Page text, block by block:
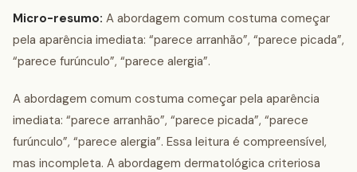
Micro-resumo: A abordagem comum costuma começar
pela aparência imediata: “parece arranhão”, “parece picada”,
“parece furúnculo”, “parece alergia”.
A abordagem comum costuma começar pela aparência
imediata: “parece arranhão”, “parece picada”, “parece
furúnculo”, “parece alergia”. Essa leitura é compreensível,
mas incompleta. A abordagem dermatológica criteriosa